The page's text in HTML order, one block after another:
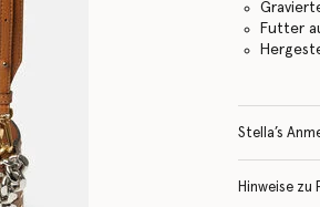
Futter
Stella’s
Hinweise